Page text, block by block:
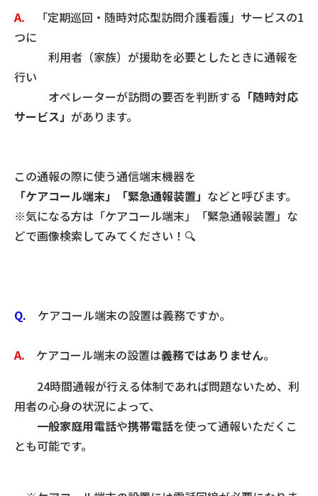
A.
「定期巡回・随時対応型訪問介護看護」サービスの1
つに
利用者（家族）が援助を必要としたときに通報を
行い
オペレーターが訪問の要否を判断する 「随時対応
サービス」 があります。
この通報の際に使う通信端末機器を
「ケアコール端末」「緊急通報装置」 などと呼びます。
※気になる方は「ケアコール端末」「緊急通報装置」な
どで画像検索してみてください！🔍
Q. ケアコール端末の設置は義務ですか。
A. ケアコール端末の設置は義務ではありません。
24時間通報が行える体制であれば問題ないため、利
用者の心身の状況によって、
一般家庭用電話や携帯電話を使って通報いただくこ
とも可能です。